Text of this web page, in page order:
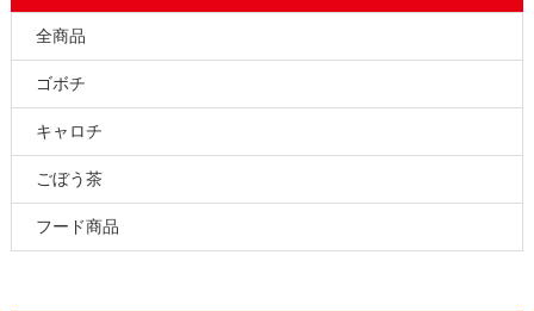
全商品
ゴボチ
キャロチ
ごぼう茶
フード商品